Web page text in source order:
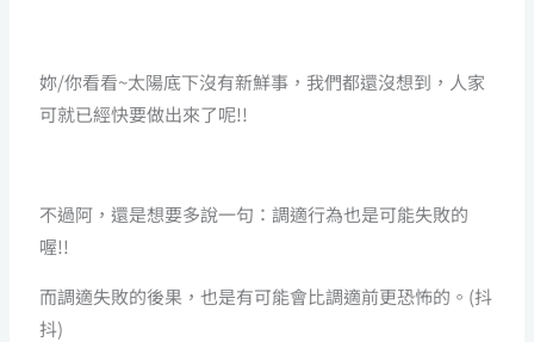
妳/你看看~太陽底下沒有新鮮事，我們都還沒想到，人家
可就已經快要做出來了呢!!
不過阿，還是想要多說一句：調適行為也是可能失敗的
喔!!
而調適失敗的後果，也是有可能會比調適前更恐怖的。(抖
抖)